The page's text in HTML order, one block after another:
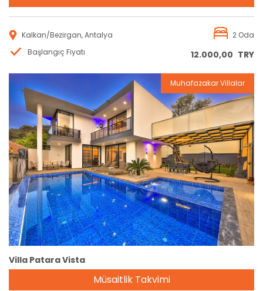
Kalkan/Bezirgan, Antalya
2 Oda
Başlangıç Fiyatı
12.000,00 TRY
Rezervasyon
Muhafazakar Villalar
Villa Patara Vista
Müsaitlik Takvimi